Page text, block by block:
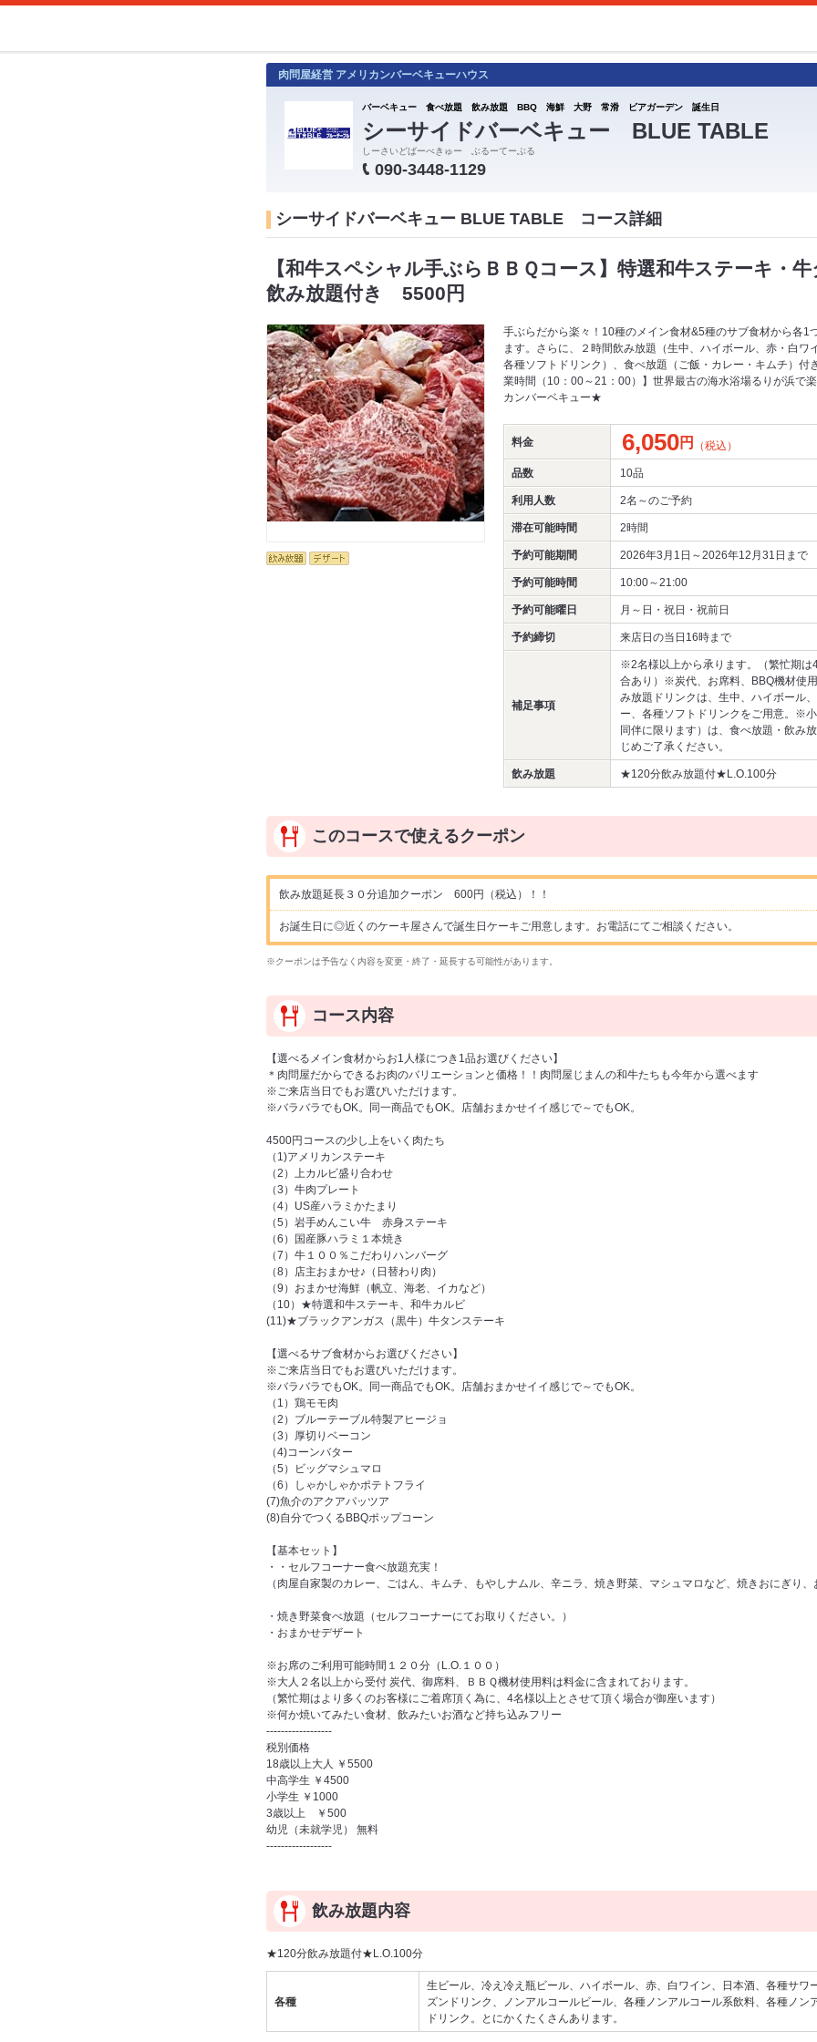
肉問屋経営 アメリカンバーベキューハウス
バーベキュー 食べ放題 飲み放題 BBQ 海鮮 大野 常滑 ビアガーデン 誕生日
シーサイドバーベキュー BLUE TABLE
しーさいどばーべきゅー ぶるーてーぶる
090-3448-1129
シーサイドバーベキュー BLUE TABLE コース詳細
【和牛スペシャル手ぶらＢＢＱコース】特選和牛ステーキ・
飲み放題付き 5500円
手ぶらだから楽々！10種のメイン食材&5種のサブ食材から各1
ます。さらに、２時間飲み放題（生中、ハイボール、赤・白ワ
各種ソフトドリンク）、食べ放題（ご飯・カレー・キムチ）付
業時間（10：00～21：00）】世界最古の海水浴場るりが浜で
カンバーベキュー★
料金 6,050円 （税込）
品数 10品
利用人数 2名～のご予約
滞在可能時間 2時間
予約可能期間 2026年3月1日～2026年12月31日まで
予約可能時間 10:00～21:00
予約可能曜日 月～日・祝日・祝前日
予約締切 来店日の当日16時まで
補足事項
※2名様以上から承ります。（繁忙期は
合あり）※炭代、お席料、BBQ機材使
み放題ドリンクは、生中、ハイボール
ー、各種ソフトドリンクをご用意。※
同伴に限ります）は、食べ放題・飲み
じめご了承ください。
飲み放題 ★120分飲み放題付★L.O.100分
このコースで使えるクーポン
飲み放題延長３０分追加クーポン 600円（税込）！！
お誕生日に◎近くのケーキ屋さんで誕生日ケーキご用意します。お電話にてご相談ください。
※クーポンは予告なく内容を変更・終了・延長する可能性があります。
コース内容
【選べるメイン食材からお1人様につき1品お選びください】
＊肉問屋だからできるお肉のバリエーションと価格！！肉問屋じまんの和牛たちも今年から選べます
※ご来店当日でもお選びいただけます。
※バラバラでもOK。同一商品でもOK。店舗おまかせイイ感じで～でもOK。
4500円コースの少し上をいく肉たち
（1)アメリカンステーキ
（2）上カルビ盛り合わせ
（3）牛肉プレート
（4）US産ハラミかたまり
（5）岩手めんこい牛 赤身ステーキ
（6）国産豚ハラミ１本焼き
（7）牛１００％こだわりハンバーグ
（8）店主おまかせ♪（日替わり肉）
（9）おまかせ海鮮（帆立、海老、イカなど）
（10）★特選和牛ステーキ、和牛カルビ
(11)★ブラックアンガス（黒牛）牛タンステーキ
【選べるサブ食材からお選びください】
※ご来店当日でもお選びいただけます。
※バラバラでもOK。同一商品でもOK。店舗おまかせイイ感じで～でもOK。
（1）鶏モモ肉
（2）ブルーテーブル特製アヒージョ
（3）厚切りベーコン
（4)コーンバター
（5）ビッグマシュマロ
（6）しゃかしゃかポテトフライ
(7)魚介のアクアパッツア
(8)自分でつくるBBQポップコーン
【基本セット】
・・セルフコーナー食べ放題充実！
（肉屋自家製のカレー、ごはん、キムチ、もやしナムル、辛ニラ、焼き野菜、マシュマロなど、焼きおにぎり、
・焼き野菜食べ放題（セルフコーナーにてお取りください。）
・おまかせデザート
※お席のご利用可能時間１２０分（L.O.１００）
※大人２名以上から受付 炭代、御席料、ＢＢＱ機材使用料は料金に含まれております。
（繁忙期はより多くのお客様にご着席頂く為に、4名様以上とさせて頂く場合が御座います）
※何か焼いてみたい食材、飲みたいお酒など持ち込みフリー
------------------
税別価格
18歳以上大人 ￥5500
中高学生 ￥4500
小学生 ￥1000
3歳以上 ￥500
幼児（未就学児） 無料
------------------
飲み放題内容
★120分飲み放題付★L.O.100分
各種
生ビール、冷え冷え瓶ビール、ハイボール、赤、白ワイン、日本酒、各種サワ
ズンドリンク、ノンアルコールビール、各種ノンアルコール系飲料、各種ノン
ドリンク。とにかくたくさんあります。